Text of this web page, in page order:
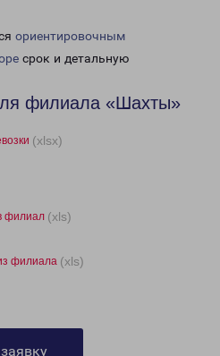
ориентировочным
срок и детальную
филиала «Шахты»
(xlsx)
филиал (xls)
филиала (xls)